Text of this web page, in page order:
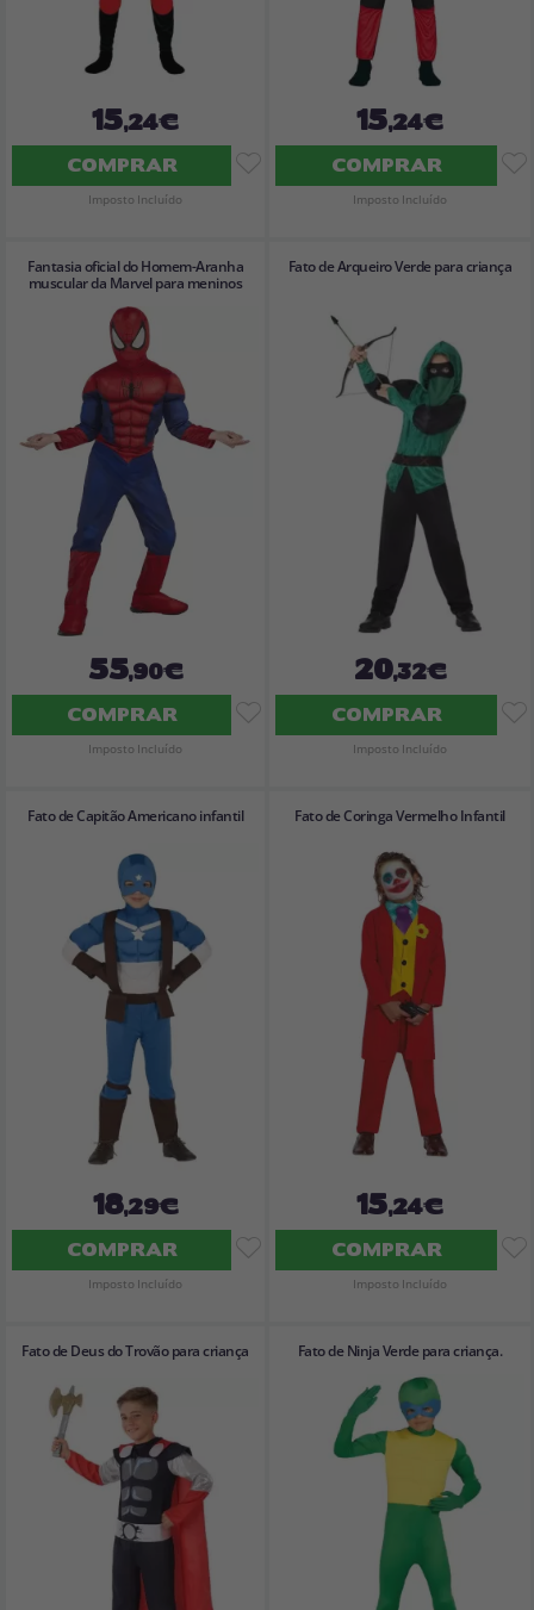
15,24€
COMPRAR
Imposto Incluído
15,24€
COMPRAR
Imposto Incluído
Fantasia oficial do Homem-Aranha
muscular da Marvel para meninos
55,90€
COMPRAR
Imposto Incluído
Fato de Arqueiro Verde para criança
20,32€
COMPRAR
Imposto Incluído
Fato de Capitão Americano infantil
18,29€
COMPRAR
Imposto Incluído
Fato de Coringa Vermelho Infantil
15,24€
COMPRAR
Imposto Incluído
Fato de Deus do Trovão para criança Fato de Ninja Verde para criança.